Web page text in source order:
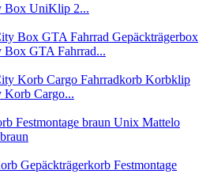
UniKlip 2...
GTA Fahrrad...
Cargo...
Unix Mattelo